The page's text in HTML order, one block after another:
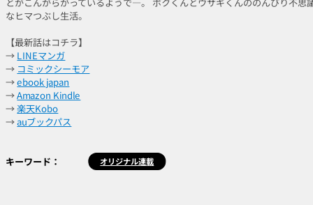
なヒマつぶし生活。
【最新話はコチラ】
→ LINEマンガ
→ コミックシーモア
→ebook japan
→Amazon Kindle
→楽天Kobo
→auブックパス
キーワード： オリジナル連載